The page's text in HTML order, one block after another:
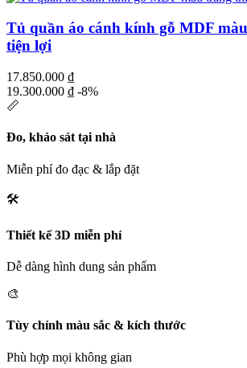
Tủ quần áo cánh kính gỗ MDF
tiện lợi
17.850.000 ₫
19.300.000 ₫ -8%
📏
Đo, khảo sát tại nhà
Miễn phí đo đạc & lắp đặt
🛠️
Thiết kế 3D miễn phí
Dễ dàng hình dung sản phẩm
🎨
Tùy chỉnh màu sắc & kích thước
Phù hợp mọi không gian